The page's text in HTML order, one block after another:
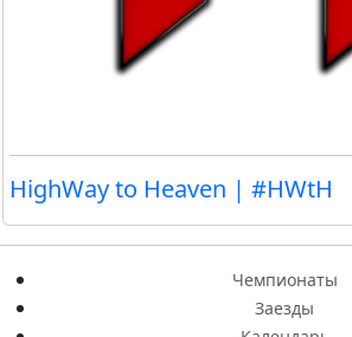
HighWay to Heaven | #HWtH
Чемпионаты
Заезды